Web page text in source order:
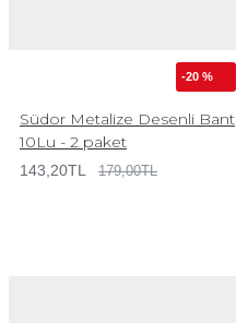
-20 %
Südor Metalize Desenli Bant
10Lu - 2 paket
143,20TL 179,00TL